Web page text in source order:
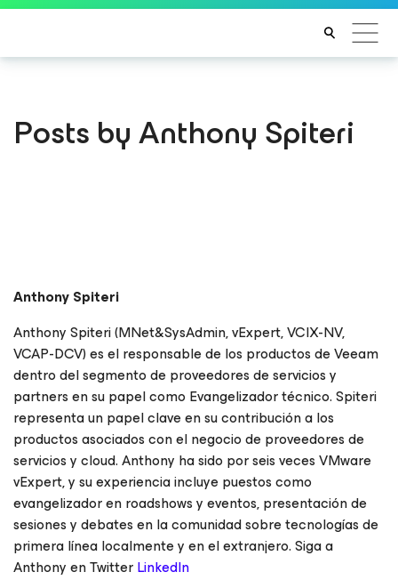
Posts by Anthony Spiteri
Anthony Spiteri
Anthony Spiteri (MNet&SysAdmin, vExpert, VCIX-NV,
VCAP-DCV) es el responsable de los productos de Veeam
dentro del segmento de proveedores de servicios y
partners en su papel como Evangelizador técnico. Spiteri
representa un papel clave en su contribución a los
productos asociados con el negocio de proveedores de
servicios y cloud. Anthony ha sido por seis veces VMware
vExpert, y su experiencia incluye puestos como
evangelizador en roadshows y eventos, presentación de
sesiones y debates en la comunidad sobre tecnologías de
primera línea localmente y en el extranjero. Siga a
Anthony en TwitterLinkedIn